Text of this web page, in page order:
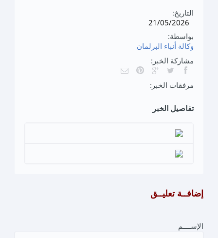
التاريخ:
21/05/2026
بواسطة:
وكالة أنباء البرلمان
مشاركة الخبر:
مرفقات الخبر:
تفاصيل الخبر
إضافــة تعليــق
الإســــم